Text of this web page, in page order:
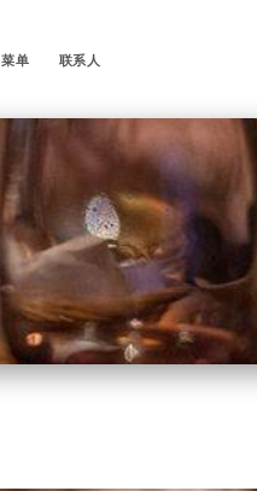
菜单 联系人